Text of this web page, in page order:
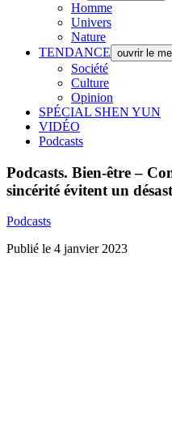
Homme
Univers
Nature
TENDANCE ouvrir le
Société
Culture
Opinion
SPÉCIAL SHEN YUN
VIDÉO
Podcasts
Podcasts. Bien-être –
sincérité évitent un
Podcasts
Publié le 4 janvier 2023